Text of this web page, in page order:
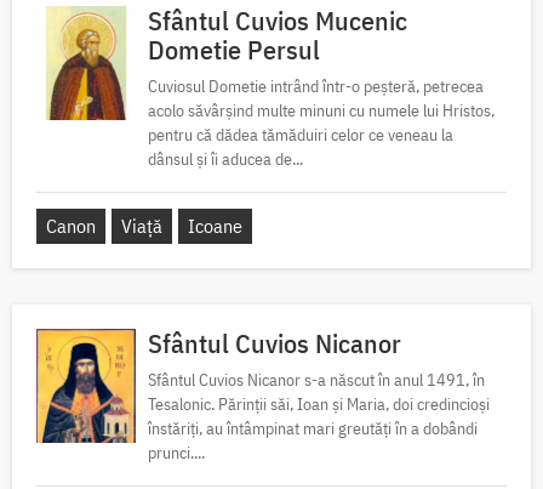
Sfântul Cuvios Mucenic
Dometie Persul
Cuviosul Dometie intrând într-o peșteră, petrecea
acolo săvârșind multe minuni cu numele lui Hristos,
pentru că dădea tămăduiri celor ce veneau la
dânsul și îi aducea de...
Canon Viață Icoane
Sfântul Cuvios Nicanor
Sfântul Cuvios Nicanor s-a născut în anul 1491, în
Tesalonic. Părinții săi, Ioan și Maria, doi credincioși
înstăriți, au întâmpinat mari greutăți în a dobândi
prunci....